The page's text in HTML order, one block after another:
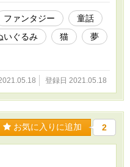
ファンタジー
童話
いぐるみ 猫
夢
登録日 2021.05.18
お気に入りに追加 2